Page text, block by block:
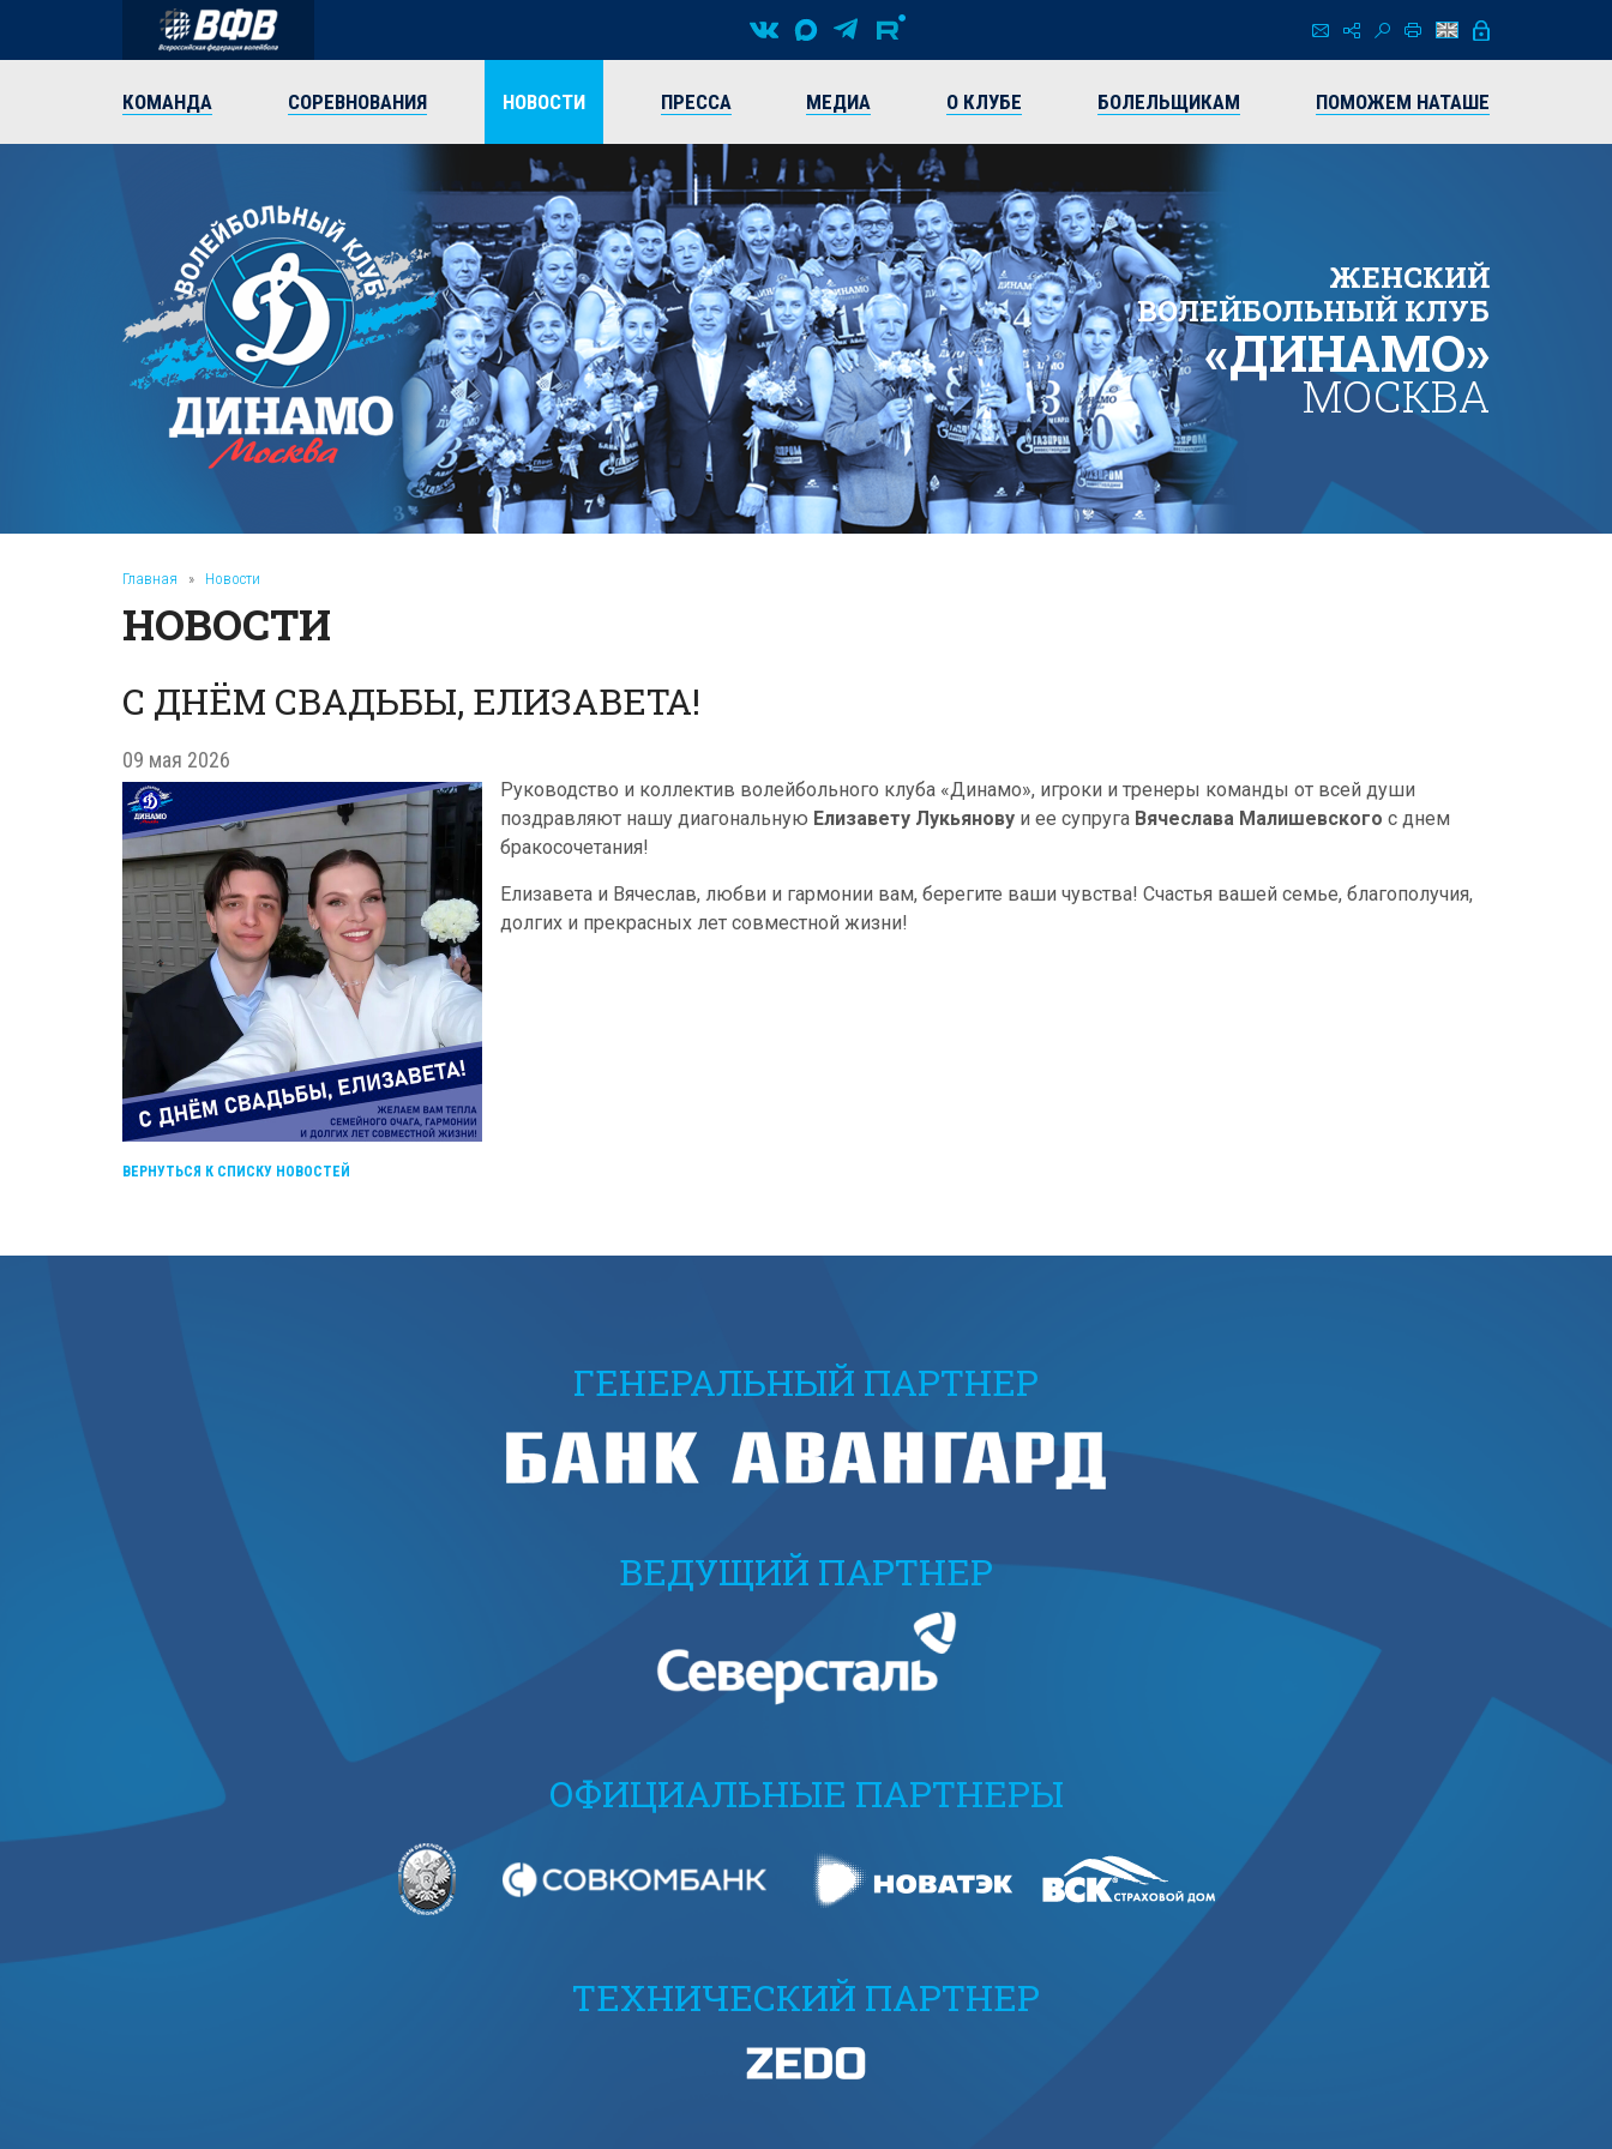
КОМАНДА СОРЕВНОВАНИЯ НОВОСТИ ПРЕССА МЕДИА О КЛУБЕ БОЛЕЛЬЩИКАМ ПОМОЖЕМ НАТАШЕ
ЖЕНСКИЙ
ВОЛЕЙБОЛЬНЫЙ КЛУБ
«ДИНАМО»
МОСКВА
Главная » Новости
НОВОСТИ
С ДНЁМ СВАДЬБЫ, ЕЛИЗАВЕТА!
09 мая 2026
Руководство и коллектив волейбольного клуба «Динамо», игроки и тренеры команды от всей души
поздравляют нашу диагональную Елизавету Лукьянову и ее супруга Вячеслава Малишевского с днем
бракосочетания!
Елизавета и Вячеслав, любви и гармонии вам, берегите ваши чувства! Счастья вашей семье, благополучия,
долгих и прекрасных лет совместной жизни!
ВЕРНУТЬСЯ К СПИСКУ НОВОСТЕЙ
ГЕНЕРАЛЬНЫЙ ПАРТНЕР
ВЕДУЩИЙ ПАРТНЕР
ОФИЦИАЛЬНЫЕ ПАРТНЕРЫ
ТЕХНИЧЕСКИЙ ПАРТНЕР